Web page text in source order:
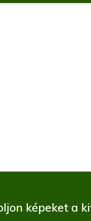
képeket a